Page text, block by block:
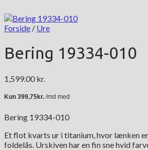
Forside / Ure
Bering 19334-010
1,599.00 kr.
Bering 19334-010
Et flot kvarts ur i titanium, hvor lænken
foldelås. Urskiven har en fin sne hvid